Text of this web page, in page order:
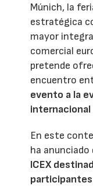
Múnich, la
estratégica
mayor
comercial
pretende
encuentro
evento a la
En este
ha anunciado
ICEX